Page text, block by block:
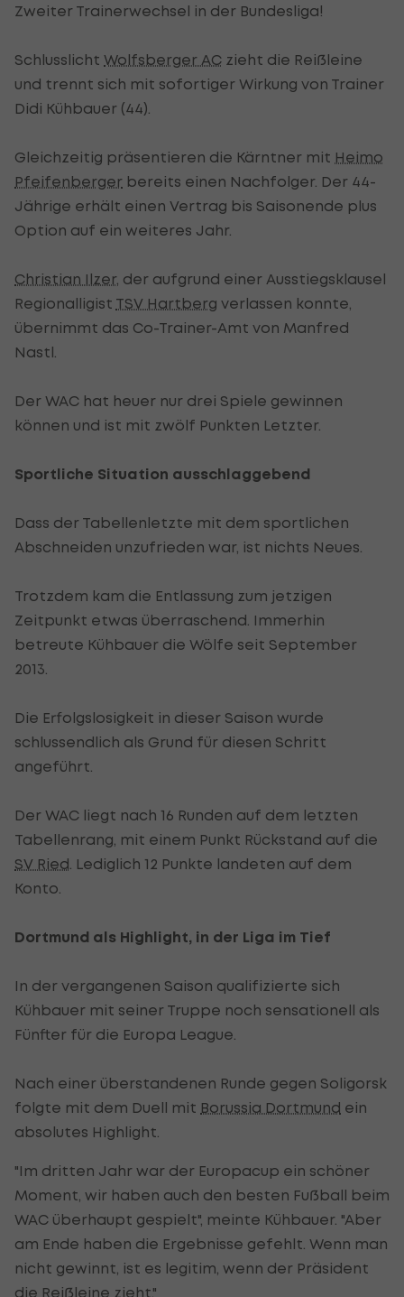
Zweiter Trainerwechsel in der Bundesliga!
Schlusslicht Wolfsberger AC zieht die Reißleine
und trennt sich mit sofortiger Wirkung von Trainer
Didi Kühbauer (44).
Gleichzeitig präsentieren die Kärntner mit Heimo
Pfeifenberger bereits einen Nachfolger. Der 44-
Jährige erhält einen Vertrag bis Saisonende plus
Option auf ein weiteres Jahr.
Christian Ilzer, der aufgrund einer Ausstiegsklausel
Regionalligist TSV Hartberg verlassen konnte,
übernimmt das Co-Trainer-Amt von Manfred
Nastl.
Der WAC hat heuer nur drei Spiele gewinnen
können und ist mit zwölf Punkten Letzter.
Sportliche Situation ausschlaggebend
Dass der Tabellenletzte mit dem sportlichen
Abschneiden unzufrieden war, ist nichts Neues.
Trotzdem kam die Entlassung zum jetzigen
Zeitpunkt etwas überraschend. Immerhin
betreute Kühbauer die Wölfe seit September
2013.
Die Erfolgslosigkeit in dieser Saison wurde
schlussendlich als Grund für diesen Schritt
angeführt.
Der WAC liegt nach 16 Runden auf dem letzten
Tabellenrang, mit einem Punkt Rückstand auf die
SV Ried . Lediglich 12 Punkte landeten auf dem
Konto.
Dortmund als Highlight, in der Liga im Tief
In der vergangenen Saison qualifizierte sich
Kühbauer mit seiner Truppe noch sensationell als
Fünfter für die Europa League.
Nach einer überstandenen Runde gegen Soligorsk
folgte mit dem Duell mit Borussia Dortmund ein
absolutes Highlight.
"Im dritten Jahr war der Europacup ein schöner
Moment, wir haben auch den besten Fußball beim
WAC überhaupt gespielt", meinte Kühbauer. "Aber
am Ende haben die Ergebnisse gefehlt. Wenn man
nicht gewinnt, ist es legitim, wenn der Präsident
die Reißleine zieht."